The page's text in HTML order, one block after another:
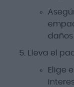
Lleva el
Elige